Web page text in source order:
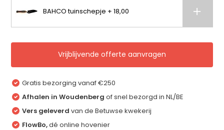
BAHCO tuinschepje + 18,00
Vrijblijvende offerte aanvragen
Gratis bezorging vanaf €250
Afhalen in Woudenberg of snel bezorgd in NL/BE
Vers geleverd van de Betuwse kwekerij
FlowBo,dé online hovenier